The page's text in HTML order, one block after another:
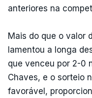
anteriores na
Mais do que o valor
lamentou a longa
que venceu por 2-0
Chaves, e o sorteio
favorável,